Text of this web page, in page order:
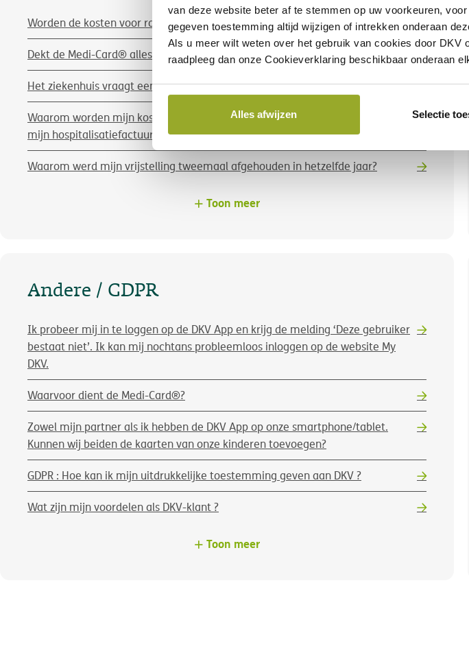
van deze website beter af te stemmen op uw voorkeuren,
gegeven toestemming altijd wijzigen of intrekken onderaan
Als u meer wilt weten over het gebruik van cookies door
raadpleeg dan onze Cookieverklaring beschikbaar onderaan
Alles afwijzen Selectie
Worden de kosten voor rooming-in terugbetaald?
Dekt de Medi-Card® alles in geval van hospitalisatie?
Het ziekenhuis vraagt een voorschot. Wat moet ik doen?
Waarom worden mijn kosten niet in één keer behandeld? Ik heb nochtans
mijn hospitalisatiefactuur en mijn ambulante kosten samen opgestuurd.
Waarom werd mijn vrijstelling tweemaal afgehouden in hetzelfde jaar?
Toon meer
Andere / GDPR
Ik probeer mij in te loggen op de DKV App en krijg de melding ‘Deze gebruiker
bestaat niet’. Ik kan mij nochtans probleemloos inloggen op de website My
DKV.
Waarvoor dient de Medi-Card®?
Zowel mijn partner als ik hebben de DKV App op onze smartphone/tablet.
Kunnen wij beiden de kaarten van onze kinderen toevoegen?
GDPR : Hoe kan ik mijn uitdrukkelijke toestemming geven aan DKV ?
Wat zijn mijn voordelen als DKV-klant ?
Toon meer